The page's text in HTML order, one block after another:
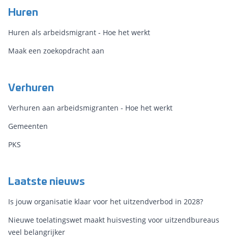
Huren
Huren als arbeidsmigrant - Hoe het werkt
Maak een zoekopdracht aan
Verhuren
Verhuren aan arbeidsmigranten - Hoe het werkt
Gemeenten
PKS
Laatste nieuws
Is jouw organisatie klaar voor het uitzendverbod in 2028?
Nieuwe toelatingswet maakt huisvesting voor uitzendbureaus
veel belangrijker